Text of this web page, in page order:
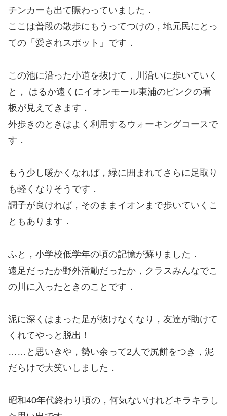
チンカーも出て賑わっていました．
ここは普段の散歩にもうってつけの，地元民にとっ
ての「愛されスポット」です．
この池に沿った小道を抜けて，川沿いに歩いていく
と， はるか遠くにイオンモール東浦のピンクの看
板が見えてきます．
外歩きのときはよく利用するウォーキングコースで
す．
もう少し暖かくなれば，緑に囲まれてさらに足取り
も軽くなりそうです．
調子が良ければ，そのままイオンまで歩いていくこ
ともあります．
ふと，小学校低学年の頃の記憶が蘇りました．
遠足だったか野外活動だったか，クラスみんなでこ
の川に入ったときのことです．
泥に深くはまった足が抜けなくなり，友達が助けて
くれてやっと脱出！
……と思いきや，勢い余って2人で尻餅をつき，泥
だらけで大笑いしました．
昭和40年代終わり頃の，何気ないけれどキラキラし